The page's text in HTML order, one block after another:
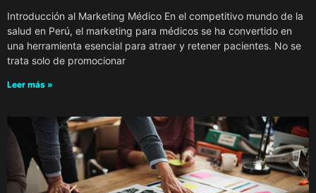
Introducción al Marketing Médico En el competitivo mundo de la
salud en Perú, el marketing para médicos se ha convertido en
una herramienta esencial para atraer y retener pacientes. No se
trata solo de promocionar
Leer más »